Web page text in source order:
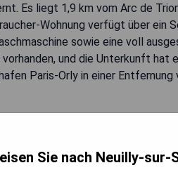
Es liegt 1,9 km vom Arc de
Wohnung verfügt über ein
sowie eine voll
und die Unterkunft hat
Paris-Orly in einer Entfernung
Sie nach Neuilly-sur-